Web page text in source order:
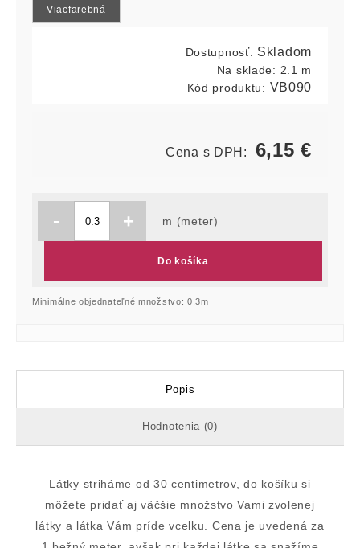
Viacfarebná
Dostupnosť: Skladom
Na sklade: 2.1 m
Kód produktu: VB090
Cena s DPH: 6,15€
- + m (meter)
Do košíka
Minimálne objednateľné množstvo: 0.3m
Popis
Hodnotenia (0)
Látky striháme od 30 centimetrov, do košíku si
môžete pridať aj väčšie množstvo Vami zvolenej
látky a látka Vám príde vcelku. Cena je uvedená za